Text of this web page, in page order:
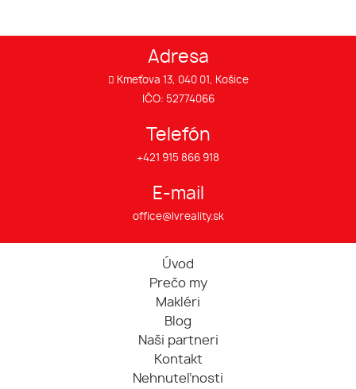
Adresa
Kmeťova 13, 040 01, Košice
IČO: 52774066
Telefón
+421 915 866 918
E-mail
office@lvreality.sk
Úvod
Prečo my
Makléri
Blog
Naši partneri
Kontakt
Nehnuteľnosti